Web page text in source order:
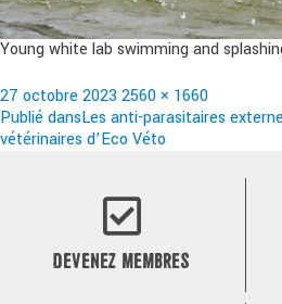
Young white lab swimming and
Publié
le
27 octobre 2023 Taille
réelle
2560 × 1660
Navigation
de
Publié dansLes anti-parasitaires
vétérinaires d’Eco Véto
DEVENEZ MEMBRES